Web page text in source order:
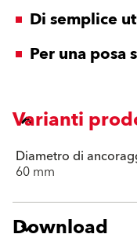
Di semplice
Per una posa
Varianti
Diametro di
60 mm
Download